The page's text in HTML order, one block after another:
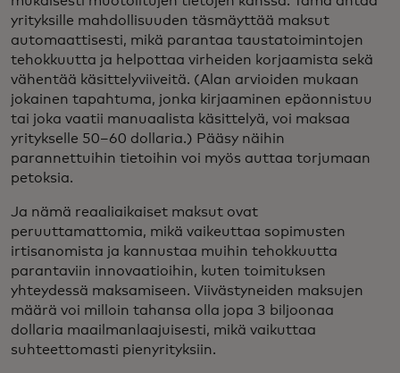
yrityksille mahdollisuuden täsmäyttää maksut
automaattisesti, mikä parantaa taustatoimintojen
tehokkuutta ja helpottaa virheiden korjaamista sekä
vähentää käsittelyviiveitä. (Alan arvioiden mukaan
jokainen tapahtuma, jonka kirjaaminen epäonnistuu
tai joka vaatii manuaalista käsittelyä, voi maksaa
yritykselle 50–60 dollaria.) Pääsy näihin
parannettuihin tietoihin voi myös auttaa torjumaan
petoksia.
Ja nämä reaaliaikaiset maksut ovat
peruuttamattomia, mikä vaikeuttaa sopimusten
irtisanomista ja kannustaa muihin tehokkuutta
parantaviin innovaatioihin, kuten toimituksen
yhteydessä maksamiseen. Viivästyneiden maksujen
määrä voi milloin tahansa olla jopa 3 biljoonaa
dollaria maailmanlaajuisesti, mikä vaikuttaa
suhteettomasti pienyrityksiin.